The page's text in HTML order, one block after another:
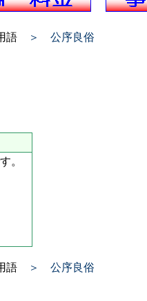
語 ＞ 公序良俗
。
語 ＞ 公序良俗